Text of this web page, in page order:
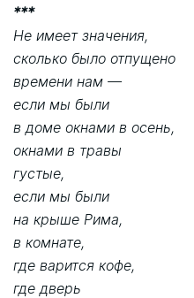
***
Не имеет значения,
сколько было отпущено
времени нам —
если мы были
в доме окнами в осень,
окнами в травы
густые,
если мы были
на крыше Рима,
в комнате,
где варится кофе,
где дверь